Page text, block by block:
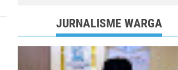
JURNALISME WARGA